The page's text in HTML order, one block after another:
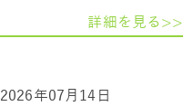
詳細を見る>>
2026年07月14日